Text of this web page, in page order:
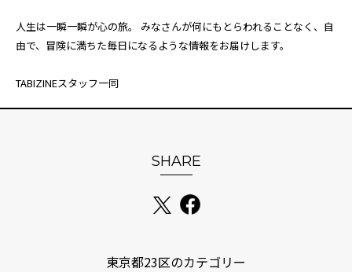
人生は一瞬一瞬が心の旅。 みなさんが何にもとらわれることなく、自
由で、冒険に満ちた毎日になるような情報をお届けします。
TABIZINEスタッフ一同
SHARE
東京都23区のカテゴリー